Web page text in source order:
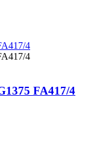
FA417/4